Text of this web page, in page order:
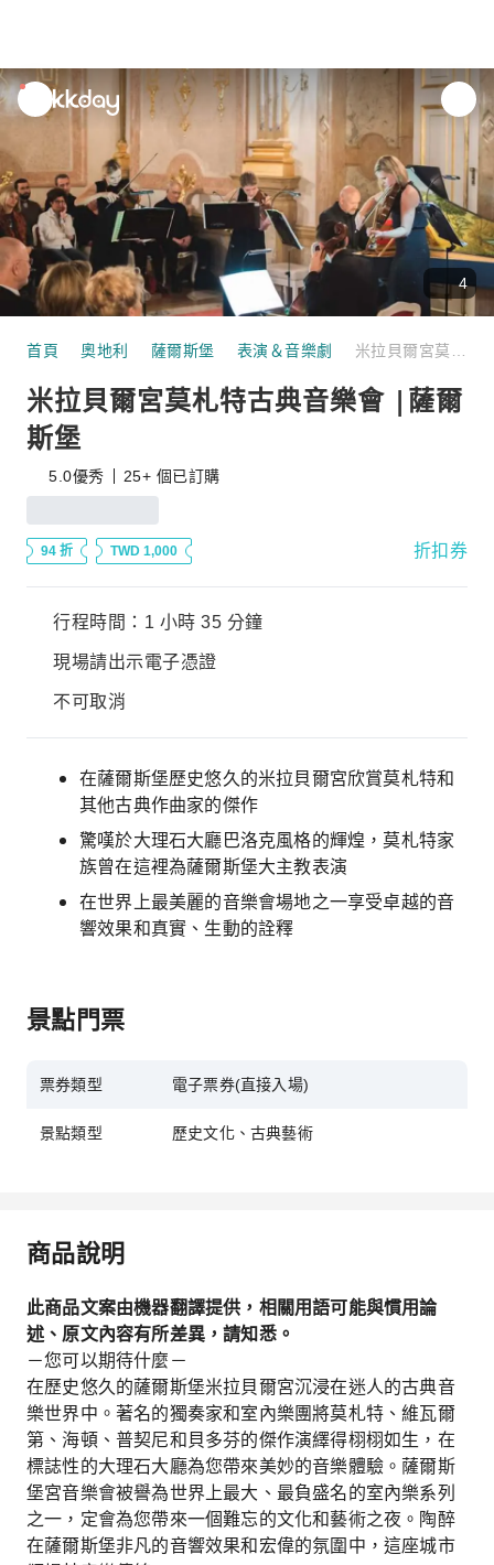
unread
notifications
4
首頁 奧地利 薩爾斯堡 表演＆音樂劇
米拉貝爾宮莫札特古典音樂會 |薩爾
斯堡
5.0優秀 25+ 個已訂購
94 折 TWD 1,000 折扣券
行程時間：1 小時 35 分鐘
現場請出示電子憑證
不可取消
在薩爾斯堡歷史悠久的米拉貝爾宮欣賞莫札特和
其他古典作曲家的傑作
驚嘆於大理石大廳巴洛克風格的輝煌，莫札特家
族曾在這裡為薩爾斯堡大主教表演
在世界上最美麗的音樂會場地之一享受卓越的音
響效果和真實、生動的詮釋
景點門票
票券類型 電子票券(直接入場)
景點類型 歷史文化、古典藝術
商品說明
此商品文案由機器翻譯提供，相關用語可能與慣用論
述、原文內容有所差異，請知悉。
－您可以期待什麼－
在歷史悠久的薩爾斯堡米拉貝爾宮沉浸在迷人的古典音
樂世界中。著名的獨奏家和室內樂團將莫札特、維瓦爾
第、海頓、普契尼和貝多芬的傑作演繹得栩栩如生，在
標誌性的大理石大廳為您帶來美妙的音樂體驗。薩爾斯
堡宮音樂會被譽為世界上最大、最負盛名的室內樂系列
之一，定會為您帶來一個難忘的文化和藝術之夜。陶醉
在薩爾斯堡非凡的音響效果和宏偉的氛圍中，這座城市